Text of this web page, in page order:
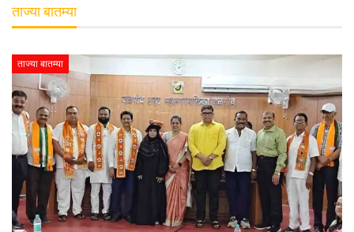
ताज्या बातम्या
ताज्या बातम्या